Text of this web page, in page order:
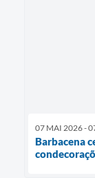
07 MAI 2026 -
Barbacena